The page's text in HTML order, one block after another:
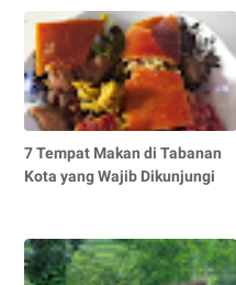
7 Tempat Makan di Tabanan
Kota yang Wajib Dikunjungi